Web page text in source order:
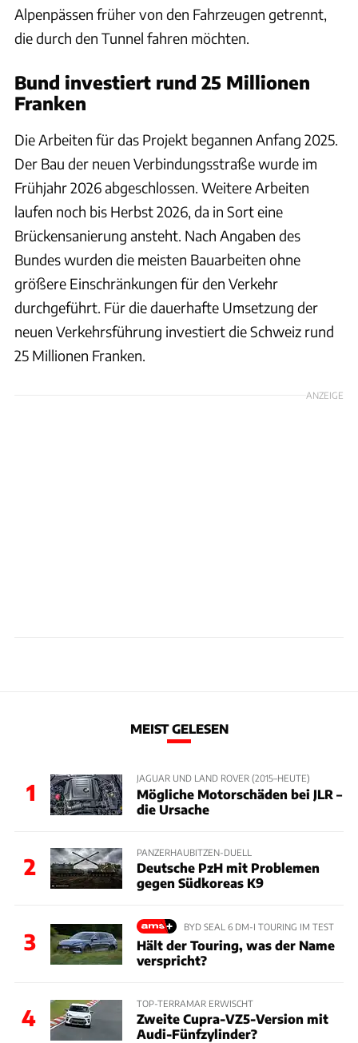
Alpenpässen früher von den Fahrzeugen getrennt,
die durch den Tunnel fahren möchten.
Bund investiert rund 25 Millionen
Franken
Die Arbeiten für das Projekt begannen Anfang 2025.
Der Bau der neuen Verbindungsstraße wurde im
Frühjahr 2026 abgeschlossen. Weitere Arbeiten
laufen noch bis Herbst 2026, da in Sort eine
Brückensanierung ansteht. Nach Angaben des
Bundes wurden die meisten Bauarbeiten ohne
größere Einschränkungen für den Verkehr
durchgeführt. Für die dauerhafte Umsetzung der
neuen Verkehrsführung investiert die Schweiz rund
25 Millionen Franken.
ANZEIGE
MEIST GELESEN
1
JAGUAR UND LAND ROVER (2015–HEUTE)
Mögliche Motorschäden bei JLR –
die Ursache
2
PANZERHAUBITZEN-DUELL
Deutsche PzH mit Problemen
gegen Südkoreas K9
3
BYD SEAL 6 DM-I TOURING IM TEST
Hält der Touring, was der Name
verspricht?
4
TOP-TERRAMAR ERWISCHT
Zweite Cupra-VZ5-Version mit
Audi-Fünfzylinder?